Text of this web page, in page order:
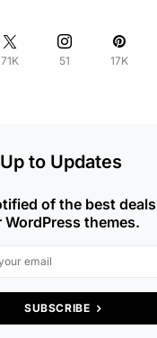
71K 51 17K
to Updates
of the best deals
WordPress themes.
SUBSCRIBE